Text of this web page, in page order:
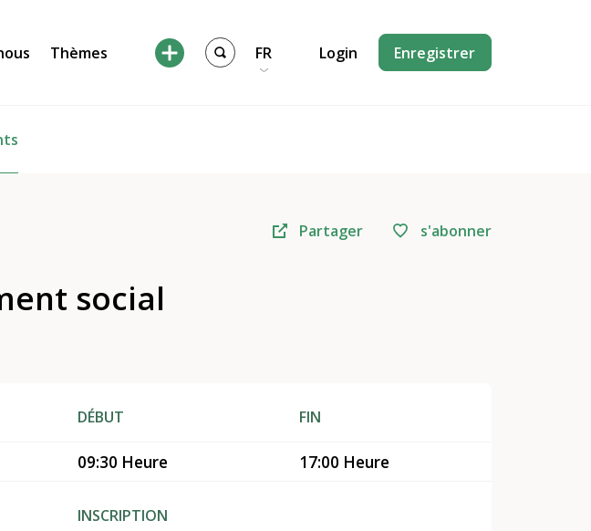
Thèmes FR Login Enregistrer
Partager s'abonner
social
DÉBUT FIN
09:30 Heure 17:00 Heure
INSCRIPTION